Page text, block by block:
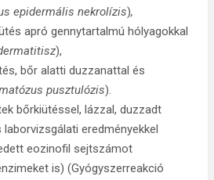
epidermális nekrolízis),
apró gennytartalmú hólyagokkal
),
bőr alatti duzzanattal és
pusztulózis).
bőrkiütéssel, lázzal, duzzadt
eredményekkel
eozinofil sejtszámot
is) (Gyógyszerreakció